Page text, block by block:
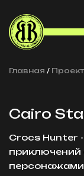
Главная /
Cairo
Crocs Hunter
приключений